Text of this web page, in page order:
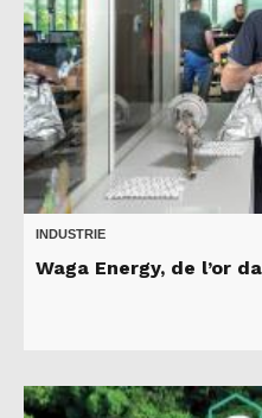
INDUSTRIE
Waga Energy, de l’or